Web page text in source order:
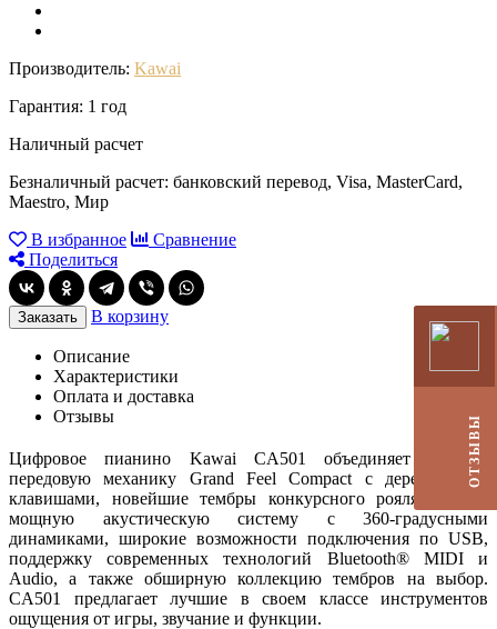
Производитель: Kawai
Гарантия: 1 год
Наличный расчет
Безналичный расчет: банковский перевод, Visa, MasterCard,
Maestro, Мир
В избранное
Сравнение
Поделиться
Заказать В корзину
Описание
Характеристики
Оплата и доставка
Отзывы
Цифровое пианино Kawai CA501
объединяет в себе
передовую механику Grand Feel Compact с деревянными
клавишами, новейшие тембры конкурсного рояля SK-EX,
мощную акустическую систему с 360-градусными
динамиками, широкие возможности подключения по USB,
поддержку современных технологий Bluetooth® MIDI и
Audio, а также обширную коллекцию тембров на выбор.
CA501 предлагает лучшие в своем классе инструментов
ощущения от игры, звучание и функции.
ОТЗЫВЫ